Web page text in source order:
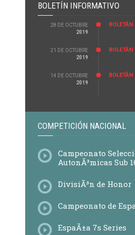
BOLETÍN INFORMATIVO
28 DE OCTUBRE
2019
BOLETÃ­N
21 DE OCTUBRE
2019
BOLETÃ­N
14 DE OCTUBRE
2019
BOLETÃ­N
COMPETICIÓN NACIONAL
Campeonato
AutonÃ³micas Sub
DivisiÃ³n de Honor
Campeonato de
EspaÃ±a 7s Series